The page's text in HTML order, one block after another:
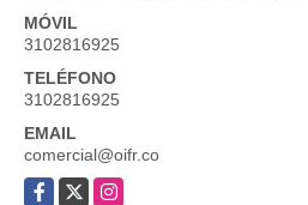
MÓVIL
3102816925
TELÉFONO
3102816925
EMAIL
comercial@oifr.co
Facebook
X Instagram